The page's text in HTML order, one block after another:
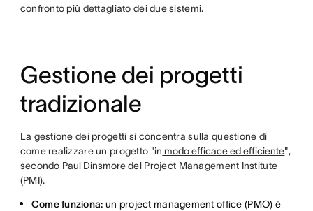
confronto più dettagliato dei due sistemi.
Gestione dei progetti
tradizionale
La gestione dei progetti si concentra sulla questione di
come realizzare un progetto "in modo efficace ed efficiente",
secondo Paul Dinsmoredel Project Management Institute
(PMI).
Come funziona: un project management office (PMO) è